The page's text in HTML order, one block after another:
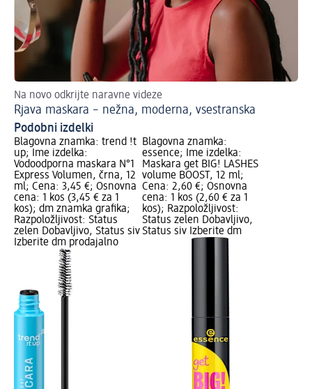
Na novo odkrijte naravne videze
Rjava maskara – nežna, moderna, vsestranska
Podobni izdelki
Blagovna znamka: trend !t
up; Ime izdelka:
Vodoodporna maskara N°1
Express Volumen, črna, 12
ml; Cena: 3,45 €; Osnovna
cena: 1 kos (3,45 € za 1
kos); dm znamka grafika;
Razpoložljivost: Status
zelen Dobavljivo, Status siv
Izberite dm prodajalno
Blagovna znamka:
essence; Ime izdelka:
Maskara get BIG! LASHES
volume BOOST, 12 ml;
Cena: 2,60 €; Osnovna
cena: 1 kos (2,60 € za 1
kos); Razpoložljivost:
Status zelen Dobavljivo,
Status siv Izberite dm